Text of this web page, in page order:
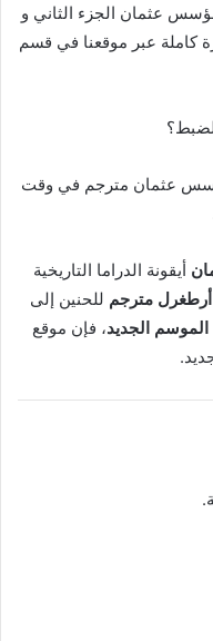
عثمان الجزء الثاني و
كاملة عبر موقعنا في قسم
عثمان مترجم في وقت
أيقونة الدراما التاريخية
أرطغرل مترجم للحنين إلى
الجديد، فإن موقع